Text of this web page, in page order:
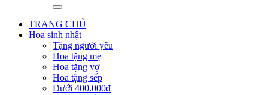
TRANG CHỦ
Hoa sinh nhật
Tặng người yêu
Hoa tặng mẹ
Hoa tặng vợ
Hoa tặng sếp
Dưới 400.000đ